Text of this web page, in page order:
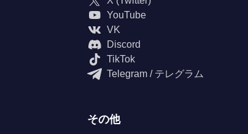
YouTube
VK
Discord
TikTok
Telegram / テレグラム
その他